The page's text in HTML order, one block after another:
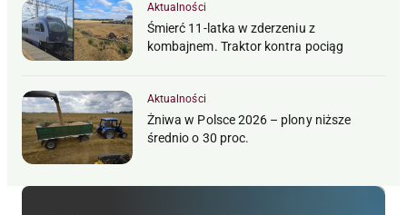
Aktualności
Śmierć 11-latka w zderzeniu z
kombajnem. Traktor kontra pociąg
Aktualności
Żniwa w Polsce 2026 – plony niższe
średnio o 30 proc.